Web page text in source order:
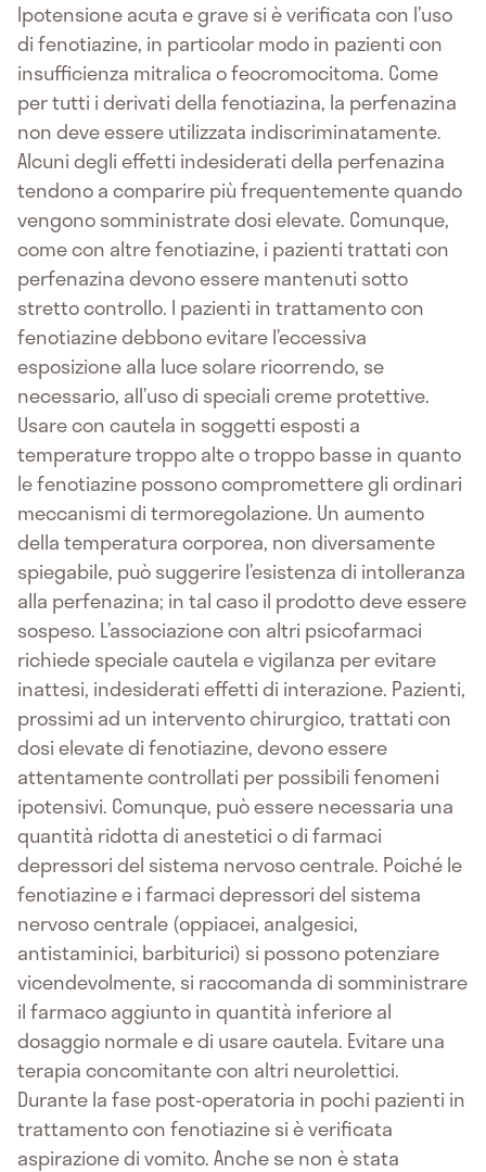
Ipotensione acuta e grave si è verificata con l’uso
di fenotiazine, in particolar modo in pazienti con
insufficienza mitralica o feocromocitoma. Come
per tutti i derivati della fenotiazina, la perfenazina
non deve essere utilizzata indiscriminatamente.
Alcuni degli effetti indesiderati della perfenazina
tendono a comparire più frequentemente quando
vengono somministrate dosi elevate. Comunque,
come con altre fenotiazine, i pazienti trattati con
perfenazina devono essere mantenuti sotto
stretto controllo. I pazienti in trattamento con
fenotiazine debbono evitare l’eccessiva
esposizione alla luce solare ricorrendo, se
necessario, all’uso di speciali creme protettive.
Usare con cautela in soggetti esposti a
temperature troppo alte o troppo basse in quanto
le fenotiazine possono compromettere gli ordinari
meccanismi di termoregolazione. Un aumento
della temperatura corporea, non diversamente
spiegabile, può suggerire l’esistenza di intolleranza
alla perfenazina; in tal caso il prodotto deve essere
sospeso. L’associazione con altri psicofarmaci
richiede speciale cautela e vigilanza per evitare
inattesi, indesiderati effetti di interazione. Pazienti,
prossimi ad un intervento chirurgico, trattati con
dosi elevate di fenotiazine, devono essere
attentamente controllati per possibili fenomeni
ipotensivi. Comunque, può essere necessaria una
quantità ridotta di anestetici o di farmaci
depressori del sistema nervoso centrale. Poiché le
fenotiazine e i farmaci depressori del sistema
nervoso centrale (oppiacei, analgesici,
antistaminici, barbiturici) si possono potenziare
vicendevolmente, si raccomanda di somministrare
il farmaco aggiunto in quantità inferiore al
dosaggio normale e di usare cautela. Evitare una
terapia concomitante con altri neurolettici.
Durante la fase post-operatoria in pochi pazienti in
trattamento con fenotiazine si è verificata
aspirazione di vomito. Anche se non è stata